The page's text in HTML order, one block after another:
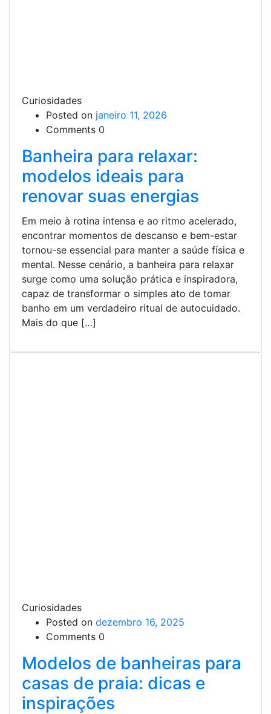
Curiosidades
Posted on janeiro 11, 2026
Comments 0
Banheira para relaxar:
modelos ideais para
renovar suas energias
Em meio à rotina intensa e ao ritmo acelerado,
encontrar momentos de descanso e bem-estar
tornou-se essencial para manter a saúde física e
mental. Nesse cenário, a banheira para relaxar
surge como uma solução prática e inspiradora,
capaz de transformar o simples ato de tomar
banho em um verdadeiro ritual de autocuidado.
Mais do que […]
Curiosidades
Posted on dezembro 16, 2025
Comments 0
Modelos de banheiras para
casas de praia: dicas e
inspirações